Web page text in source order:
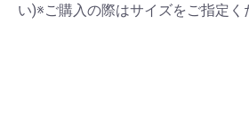
い)※ご購入の際はサイズをご指定く